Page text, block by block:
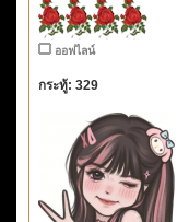
ออฟไลน์
กระทู้: 329